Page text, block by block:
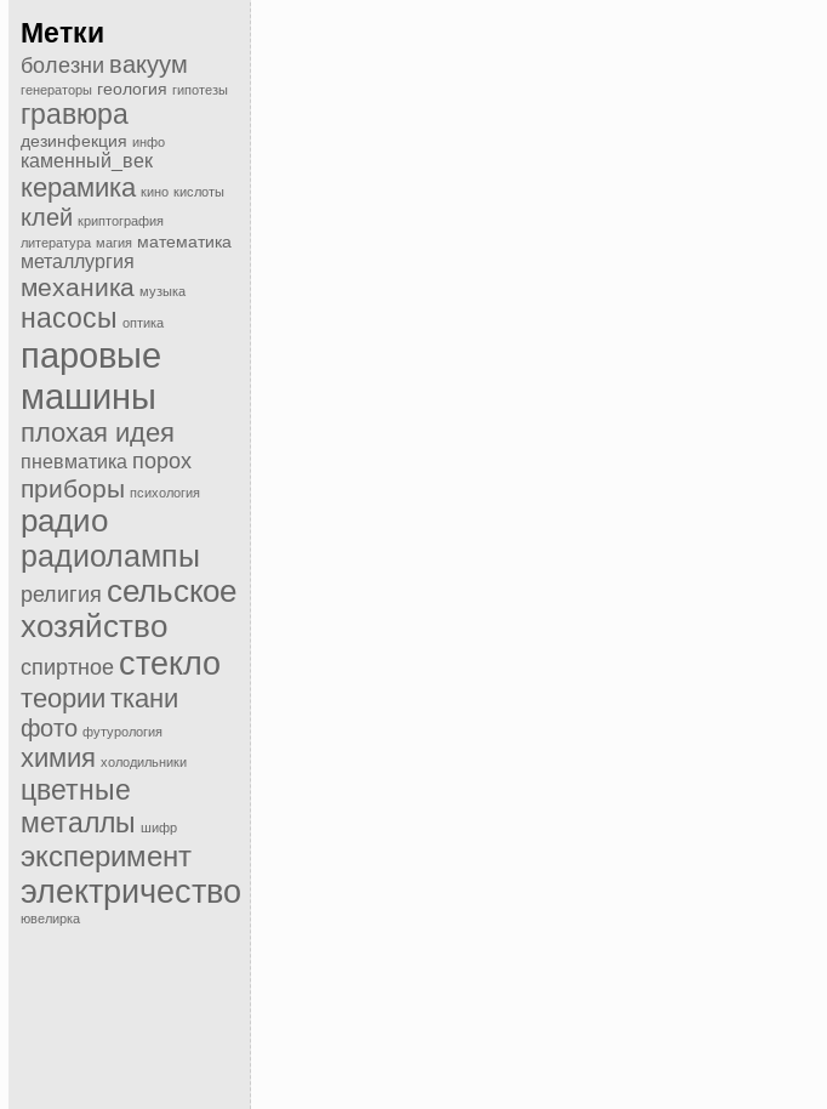
Метки
болезни вакуум
генераторы геология гипотезы
гравюра
дезинфекция инфо
каменный_век
керамика кино кислоты
клей криптография
литература магия математика
металлургия
механика музыка
насосы оптика
паровые
машины
плохая идея
пневматика порох
приборы психология
радио
радиолампы
религия сельское
хозяйство
спиртное стекло
теории ткани
фото футурология
химия холодильники
цветные
металлы шифр
эксперимент
электричество
ювелирка